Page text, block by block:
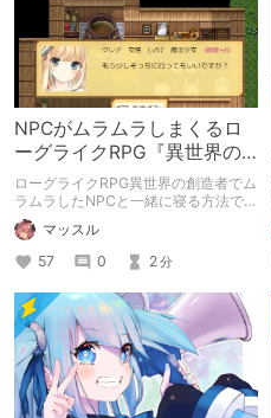
NPCがムラムラしまくるロ
ーグライクRPG『異世界の
創造者』
ローグライクRPG異世界の創造者でム
ラムラしたNPCと一緒に寝る方法で
す。
マッスル
57
0 2分